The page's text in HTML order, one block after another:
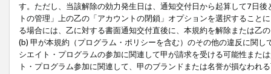
す。ただし、当該解除の効力発生日は、通知交付日から起算して7日
トの管理」上の乙の「アカウントの閉鎖」オプションを選択するこ
る場合には、乙に対する書面通知交付直後に、本規約を解除または乙
(b) 甲が本規約（プログラム・ポリシーを含む）のその他の違反に関
シエイト・プログラムの参加に関連して甲が請求を受ける可能性また
ト・プログラム参加に関連して、甲のブランドまたは名誉が損なわれ